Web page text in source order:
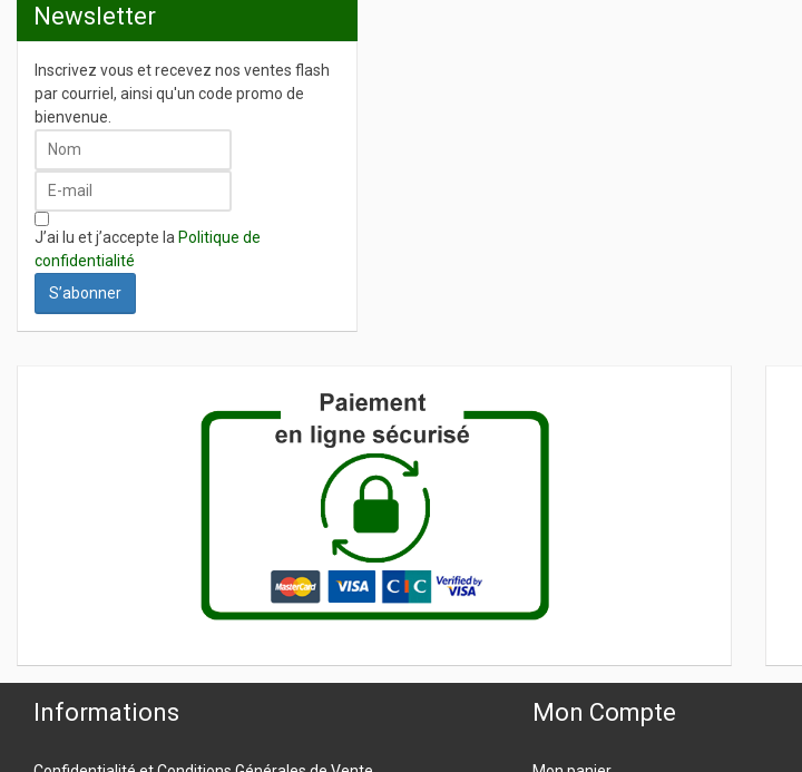
Newsletter
Inscrivez vous et recevez nos ventes flash
par courriel, ainsi qu'un code promo de
bienvenue.
J’ai lu et j’accepte la Politique de
confidentialité
S’abonner
Informations Mon Compte